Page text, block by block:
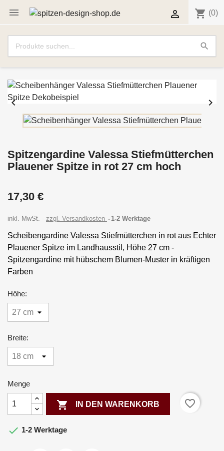
 shopping_cart (0)

search
 
Spitzengardine Valessa Stiefmütterchen
Plauener Spitze in rot 27 cm hoch
17,30 €
inkl. MwSt. zzgl. Versandkosten 1-2 Werktage
Scheibengardine Valessa Stiefmütterchen in rot aus Echter
Plauener Spitze im Landhausstil, Höhe 27 cm -
Spitzengardine mit hübschem Blumen-Muster in kräftigen
Farben
Höhe:
Breite:
Menge
 IN DEN WARENKORB favorite_border
 1-2 Werktage